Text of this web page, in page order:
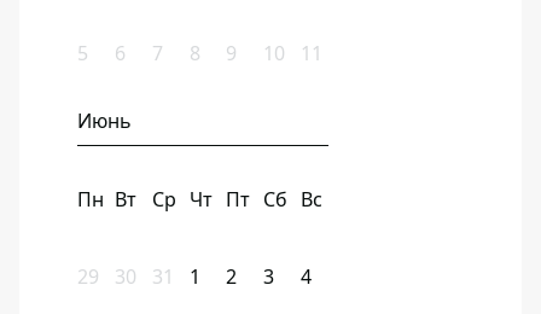
5 6 7 8 9 10 11
Июнь
Пн Вт Ср Чт Пт Сб Вс
29 30 31 1 2 3 4